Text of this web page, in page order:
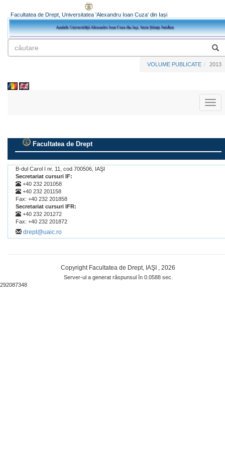
Facultatea de Drept, Universitatea 'Alexandru Ioan Cuza' din Iași
VOLUME PUBLICATE 2013
Facultatea de Drept
B-dul Carol I nr. 11, cod 700506, IAŞI
Secretariat cursuri IF:
+40 232 201058
+40 232 201158
Fax: +40 232 201858
Secretariat cursuri IFR:
+40 232 201272
Fax: +40 232 201872
drept@uaic.ro
Copyright Facultatea de Drept, IAŞI , 2026
Server-ul a generat răspunsul în 0.0588 sec.
292087348